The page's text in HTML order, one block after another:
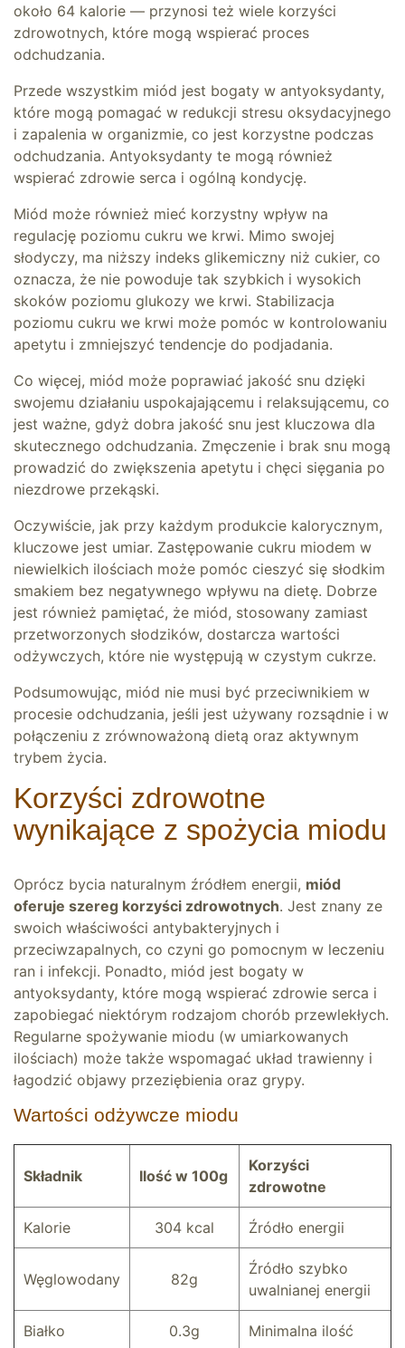
około 64 kalorie — przynosi też wiele korzyści
zdrowotnych, które mogą wspierać proces
odchudzania.
Przede wszystkim miód jest bogaty w antyoksydanty,
które mogą pomagać w redukcji stresu oksydacyjnego
i zapalenia w organizmie, co jest korzystne podczas
odchudzania. Antyoksydanty te mogą również
wspierać zdrowie serca i ogólną kondycję.
Miód może również mieć korzystny wpływ na
regulację poziomu cukru we krwi. Mimo swojej
słodyczy, ma niższy indeks glikemiczny niż cukier, co
oznacza, że nie powoduje tak szybkich i wysokich
skoków poziomu glukozy we krwi. Stabilizacja
poziomu cukru we krwi może pomóc w kontrolowaniu
apetytu i zmniejszyć tendencje do podjadania.
Co więcej, miód może poprawiać jakość snu dzięki
swojemu działaniu uspokajającemu i relaksującemu, co
jest ważne, gdyż dobra jakość snu jest kluczowa dla
skutecznego odchudzania. Zmęczenie i brak snu mogą
prowadzić do zwiększenia apetytu i chęci sięgania po
niezdrowe przekąski.
Oczywiście, jak przy każdym produkcie kalorycznym,
kluczowe jest umiar. Zastępowanie cukru miodem w
niewielkich ilościach może pomóc cieszyć się słodkim
smakiem bez negatywnego wpływu na dietę. Dobrze
jest również pamiętać, że miód, stosowany zamiast
przetworzonych słodzików, dostarcza wartości
odżywczych, które nie występują w czystym cukrze.
Podsumowując, miód nie musi być przeciwnikiem w
procesie odchudzania, jeśli jest używany rozsądnie i w
połączeniu z zrównoważoną dietą oraz aktywnym
trybem życia.
Korzyści zdrowotne
wynikające z spożycia miodu
Oprócz bycia naturalnym źródłem energii, miód
oferuje szereg korzyści zdrowotnych. Jest znany ze
swoich właściwości antybakteryjnych i
przeciwzapalnych, co czyni go pomocnym w leczeniu
ran i infekcji. Ponadto, miód jest bogaty w
antyoksydanty, które mogą wspierać zdrowie serca i
zapobiegać niektórym rodzajom chorób przewlekłych.
Regularne spożywanie miodu (w umiarkowanych
ilościach) może także wspomagać układ trawienny i
łagodzić objawy przeziębienia oraz grypy.
Wartości odżywcze miodu
Składnik Ilość w 100g
Korzyści
zdrowotne
Kalorie 304 kcal Źródło energii
Węglowodany 82g
Źródło szybko
uwalnianej energii
Białko 0.3g Minimalna ilość